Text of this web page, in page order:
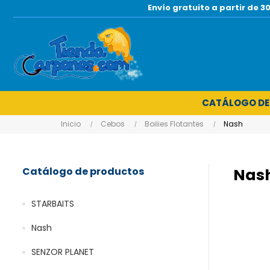
Envío gratuito a partir de
CATÁLOGO
Inicio Cebos Boilies Flotantes Nash
Catálogo de productos
STARBAITS
Nash
SENZOR PLANET